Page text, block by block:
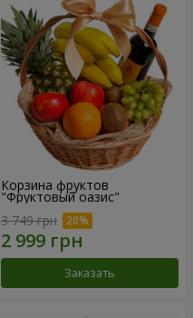
Корзина фруктов
"Фруктовый оазис"
3 749 грн
Заказать